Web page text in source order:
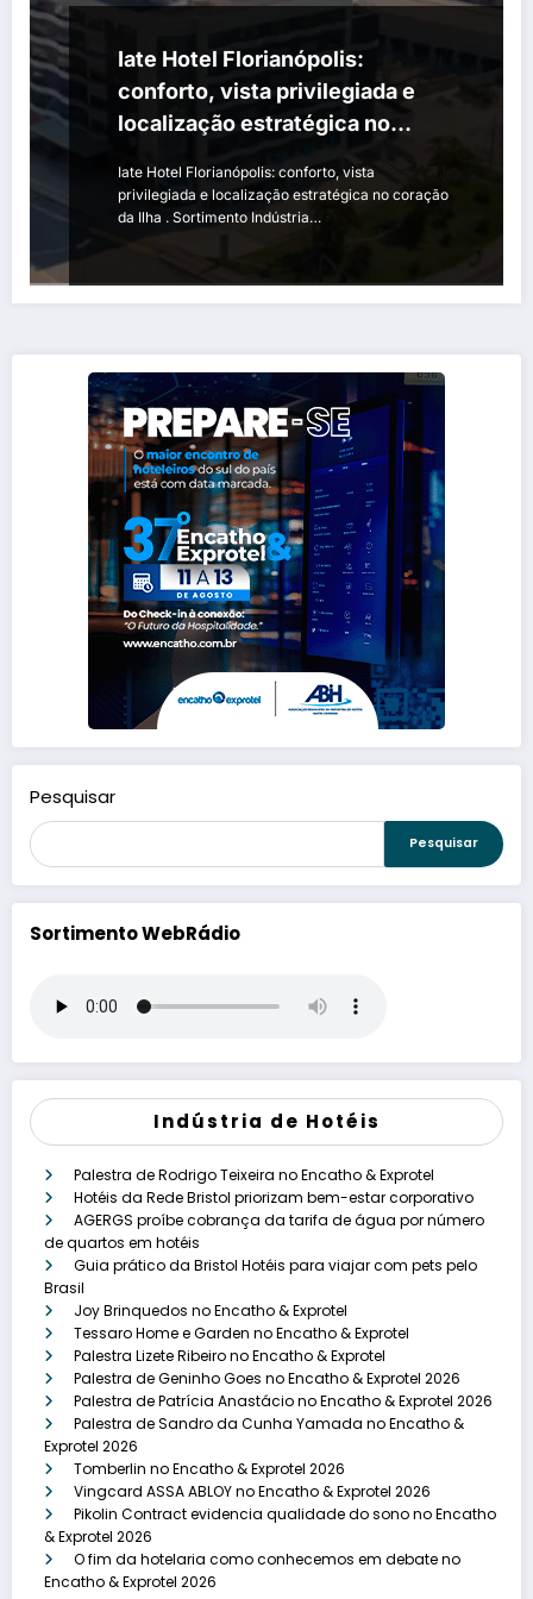
Iate Hotel Florianópolis:
conforto, vista privilegiada e
localização estratégica no
Iate Hotel Florianópolis: conforto, vista
privilegiada e localização estratégica no coração
da Ilha . Sortimento Indústria…
Pesquisar
Pesquisar
Sortimento WebRádio
Indústria de Hotéis
Palestra de Rodrigo Teixeira no Encatho & Exprotel
Hotéis da Rede Bristol priorizam bem-estar corporativo
AGERGS proíbe cobrança da tarifa de água por número
de quartos em hotéis
Guia prático da Bristol Hotéis para viajar com pets pelo
Brasil
Joy Brinquedos no Encatho & Exprotel
Tessaro Home e Garden no Encatho & Exprotel
Palestra Lizete Ribeiro no Encatho & Exprotel
Palestra de Geninho Goes no Encatho & Exprotel 2026
Palestra de Patrícia Anastácio no Encatho & Exprotel 2026
Palestra de Sandro da Cunha Yamada no Encatho &
Exprotel 2026
Tomberlin no Encatho & Exprotel 2026
Vingcard ASSA ABLOY no Encatho & Exprotel 2026
Pikolin Contract evidencia qualidade do sono no Encatho
& Exprotel 2026
O fim da hotelaria como conhecemos em debate no
Encatho & Exprotel 2026